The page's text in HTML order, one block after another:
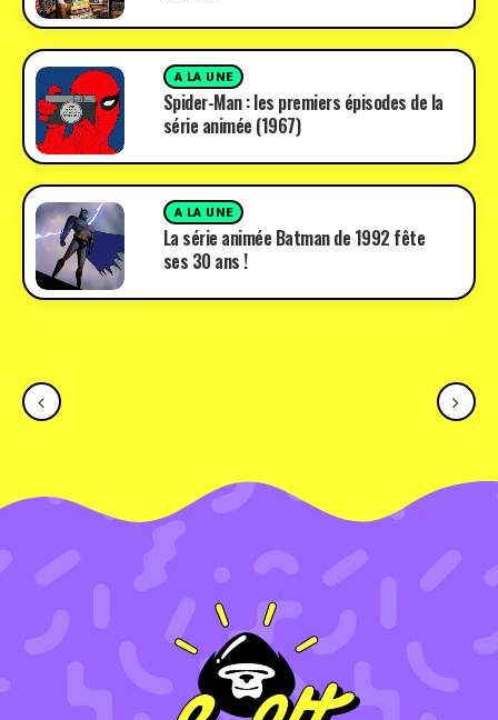
A LA UNE
Spider-Man : les premiers épisodes de la
série animée (1967)
A LA UNE
La série animée Batman de 1992 fête
ses 30 ans !